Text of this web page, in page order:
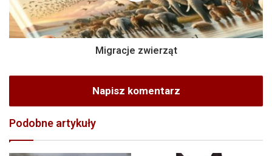
Migracje zwierząt
Napisz komentarz
Podobne artykuły